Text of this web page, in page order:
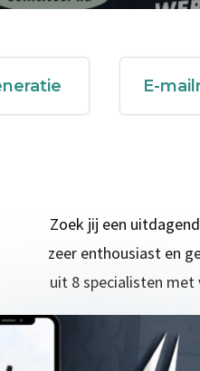
E-
Zoek jij een
zeer enthousiast en
uit 8 specialisten met